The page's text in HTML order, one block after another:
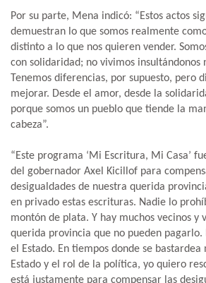
Por su parte, Mena indicó: “Estos actos
demuestran lo que somos realmente
distinto a lo que nos quieren vender.
con solidaridad; no vivimos insultándonos
Tenemos diferencias, por supuesto, pero
mejorar. Desde el amor, desde la
porque somos un pueblo que tiende la
cabeza”.
“Este programa ‘Mi Escritura, Mi Casa’
del gobernador Axel Kicillof para
desigualdades de nuestra querida
en privado estas escrituras. Nadie lo
montón de plata. Y hay muchos vecinos y
querida provincia que no pueden pagarlo.
el Estado. En tiempos donde se bastardea
Estado y el rol de la política, yo quiero
está justamente para compensar las